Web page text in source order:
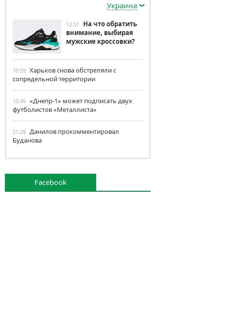
Украина
12:51
На что обратить
внимание, выбирая
мужские кроссовки?
10:59 Харьков снова обстреляли с
сопредельной территории
10:45 «Днепр-1» может подписать двух
футболистов «Металлиста»
21:28 Данилов прокомментировал
Буданова
Facebook